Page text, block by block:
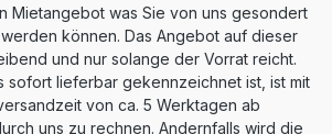
Mietangebot was Sie von uns gesondert
können. Das Angebot auf dieser
und nur solange der Vorrat reicht.
sofort lieferbar gekennzeichnet ist, ist mit
von ca. 5 Werktagen ab
uns zu rechnen. Andernfalls wird die